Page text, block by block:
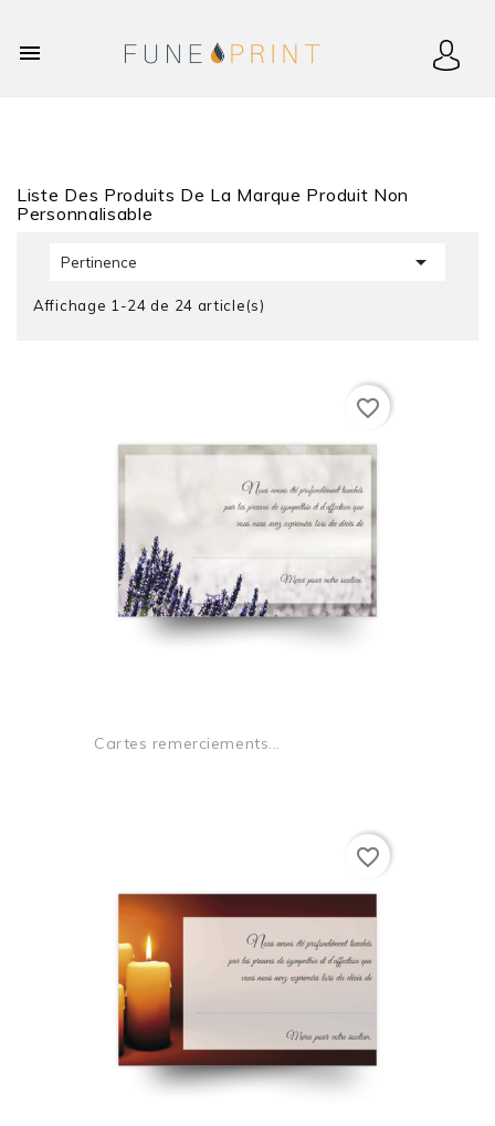

Liste Des Produits De La Marque Produit Non
Personnalisable
Pertinence 
Affichage 1-24 de 24 article(s)
Cartes remerciements...
favorite_border
favorite_border